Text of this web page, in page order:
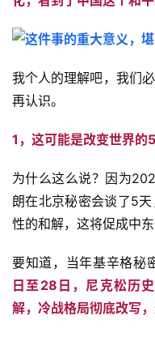
我个人的理解吧，我们
再认识。
1，这可能是改变世界的5
为什么这么说？因为
朗在北京秘密会谈了5
性的和解，这将促成中东
要知道，当年基辛格秘
日至28日，尼克松历
解，冷战格局彻底改写